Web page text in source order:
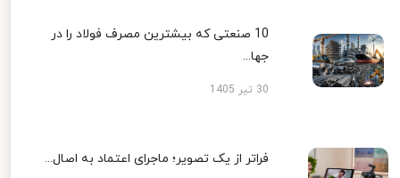
10 صنعتی که بیشترین مصرف فولاد را در
جها...
30 تیر 1405
فراتر از یک تصویر؛ ماجرای اعتماد به اصال...